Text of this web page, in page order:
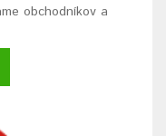
obchodníkov a